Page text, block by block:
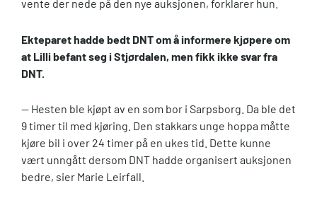
vente der nede på den nye auksjonen, forklarer hun.
Ekteparet hadde bedt DNT om å informere kjøpere om
at Lilli befant seg i Stjørdalen, men fikk ikke svar fra
DNT.
— Hesten ble kjøpt av en som bor i Sarpsborg. Da ble det
9 timer til med kjøring. Den stakkars unge hoppa måtte
kjøre bil i over 24 timer på en ukes tid. Dette kunne
vært unngått dersom DNT hadde organisert auksjonen
bedre, sier Marie Leirfall.